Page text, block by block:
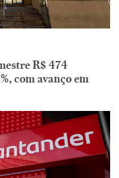
R$ 474
com avanço em